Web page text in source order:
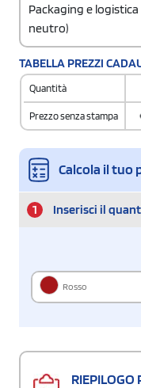
Packaging e
neutro)
6505 0090
Quantità per scatola
100
TABELLA PREZZI
Quantità
Prezzo senza stampa
Calcola il tuo
1 Inserisci il
Rosso
RIEPILOGO